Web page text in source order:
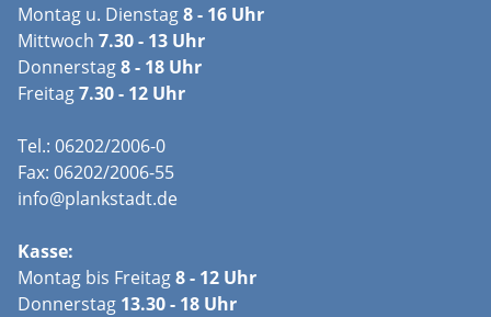
Montag u. Dienstag8 - 16 Uhr
Mittwoch 7.30 - 13 Uhr
Donnerstag8 - 18 Uhr
Freitag7.30 - 12 Uhr
Tel.: 06202/2006-0
Fax: 06202/2006-55
info@plankstadt.de
Kasse:
Montag bis Freitag8 - 12 Uhr
Donnerstag 13.30 - 18 Uhr